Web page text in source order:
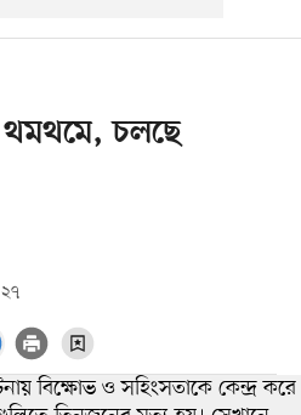
চলছে